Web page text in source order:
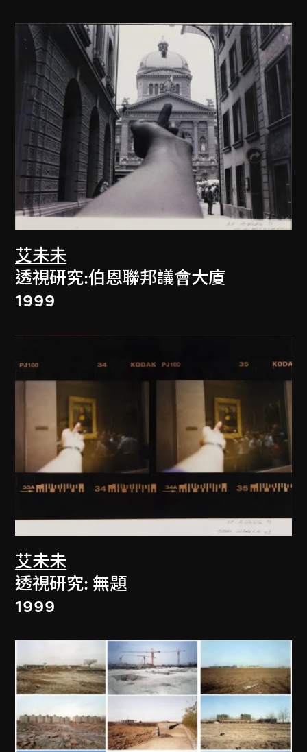
艾未未
透視研究:伯恩聯邦議會大廈
1999
艾未未
透視研究: 無題
1999